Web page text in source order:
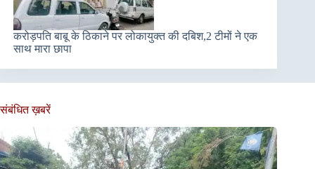
करोड़पति बाबू के ठिकाने पर लोकायुक्त की दबिश,2 टीमों ने एक
साथ मारा छापा
संबंधित ख़बरें